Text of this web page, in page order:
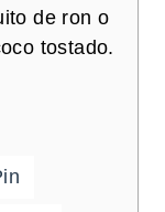
de ron o
tostado.